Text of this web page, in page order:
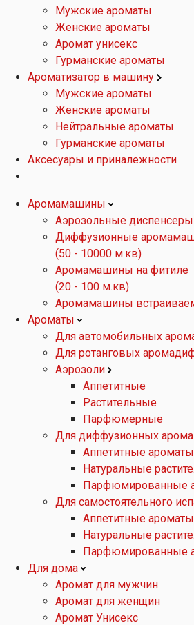
Мужские ароматы
Женские ароматы
Аромат унисекс
Гурманские ароматы
Ароматизатор в машину
Мужские ароматы
Женские ароматы
Нейтральные ароматы
Гурманские ароматы
Аксесуары и приналежности
Аромамашины
Аэрозольные диспенсеры
Диффузионные
(50 - 10000 м.кв)
Аромамашины на фитиле
(20 - 100 м.кв)
Аромамашины
Ароматы
Для автомобильных
Для ротанговых
Аэрозоли
Аппетитные
Растительные
Парфюмерные
Для диффузионных
Аппетитные ароматы
Натуральные
Парфюмированные
Для самостоятельного
Аппетитные ароматы
Натуральные
Парфюмированные
Для дома
Аромат для мужчин
Аромат для женщин
Аромат Унисекс